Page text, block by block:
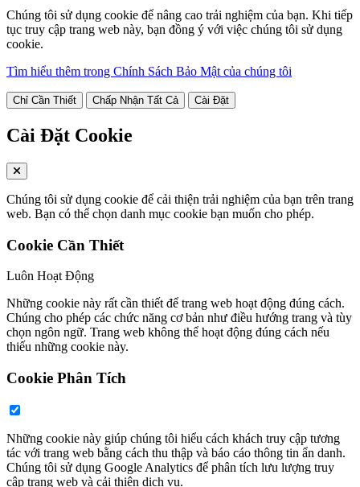
Chúng tôi sử dụng cookie để nâng cao trải nghiệm của bạn. Khi tiếp
tục truy cập trang web này, bạn đồng ý với việc chúng tôi sử dụng
cookie.
Tìm hiểu thêm trong Chính Sách Bảo Mật của chúng tôi
Chỉ Cần Thiết Chấp Nhận Tất Cả Cài Đặt
Cài Đặt Cookie
Chúng tôi sử dụng cookie để cải thiện trải nghiệm của bạn trên trang
web. Bạn có thể chọn danh mục cookie bạn muốn cho phép.
Cookie Cần Thiết
Luôn Hoạt Động
Những cookie này rất cần thiết để trang web hoạt động đúng cách.
Chúng cho phép các chức năng cơ bản như điều hướng trang và tùy
chọn ngôn ngữ. Trang web không thể hoạt động đúng cách nếu
thiếu những cookie này.
Cookie Phân Tích
Những cookie này giúp chúng tôi hiểu cách khách truy cập tương
tác với trang web bằng cách thu thập và báo cáo thông tin ẩn danh.
Chúng tôi sử dụng Google Analytics để phân tích lưu lượng truy
cập trang web và cải thiện dịch vụ.